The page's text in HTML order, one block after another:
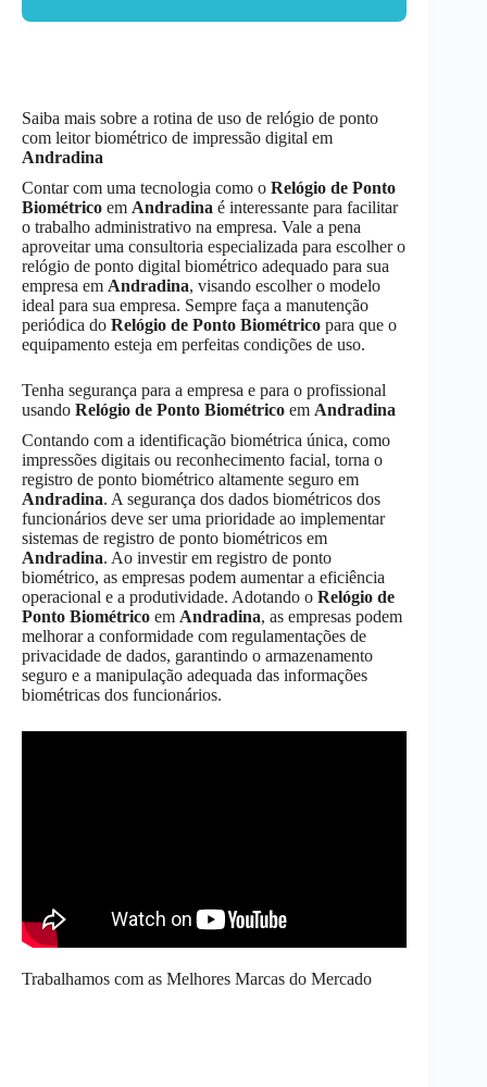
Saiba mais sobre a rotina de uso de relógio de ponto
com leitor biométrico de impressão digital em
Andradina
Contar com uma tecnologia como o Relógio de Ponto
Biométrico em Andradina é interessante para facilitar
o trabalho administrativo na empresa. Vale a pena
aproveitar uma consultoria especializada para escolher o
relógio de ponto digital biométrico adequado para sua
empresa em Andradina, visando escolher o modelo
ideal para sua empresa. Sempre faça a manutenção
periódica do Relógio de Ponto Biométrico para que o
equipamento esteja em perfeitas condições de uso.
Tenha segurança para a empresa e para o profissional
usando Relógio de Ponto Biométrico em Andradina
Contando com a identificação biométrica única, como
impressões digitais ou reconhecimento facial, torna o
registro de ponto biométrico altamente seguro em
Andradina. A segurança dos dados biométricos dos
funcionários deve ser uma prioridade ao implementar
sistemas de registro de ponto biométricos em
Andradina. Ao investir em registro de ponto
biométrico, as empresas podem aumentar a eficiência
operacional e a produtividade. Adotando o Relógio de
Ponto Biométrico em Andradina, as empresas podem
melhorar a conformidade com regulamentações de
privacidade de dados, garantindo o armazenamento
seguro e a manipulação adequada das informações
biométricas dos funcionários.
Trabalhamos com as Melhores Marcas do Mercado